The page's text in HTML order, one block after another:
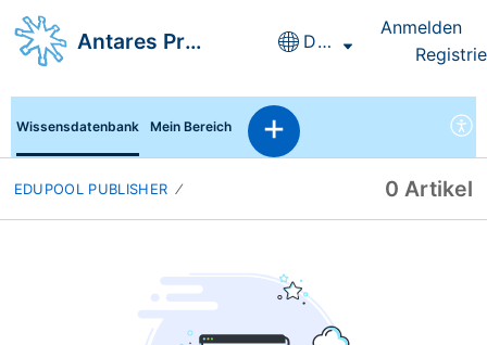
Antares Project GmbH Deutsch
Anmelden
Wissensdatenbank Mein Bereich
EDUPOOL PUBLISHER 0 Artikel